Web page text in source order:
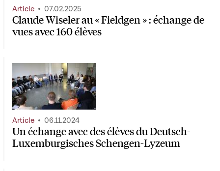
Claude Wiseler au « Fieldgen » : échange de
vues avec 160 élèves
Article 07.02.2025
Un échange avec des élèves du Deutsch-
Luxemburgisches Schengen-Lyzeum
Article 06.11.2024